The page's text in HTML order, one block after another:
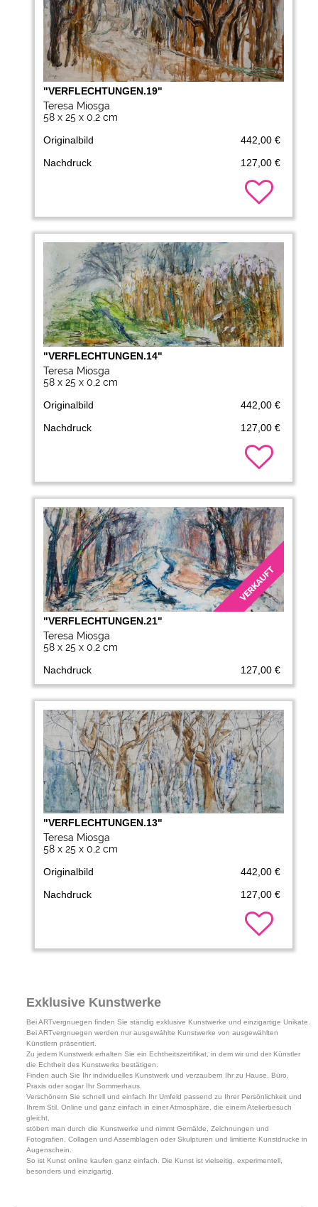
"VERFLECHTUNGEN.19"
Teresa Miosga
58 x 25 x 0,2 cm
Originalbild
442,00 €
Nachdruck
127,00 €
"VERFLECHTUNGEN.14"
Teresa Miosga
58 x 25 x 0,2 cm
Originalbild
442,00 €
Nachdruck
127,00 €
"VERFLECHTUNGEN.21"
Teresa Miosga
58 x 25 x 0,2 cm
Nachdruck
127,00 €
"VERFLECHTUNGEN.13"
Teresa Miosga
58 x 25 x 0,2 cm
Originalbild
442,00 €
Nachdruck
127,00 €
Exklusive Kunstwerke
Bei ARTvergnuegen finden Sie ständig exklusive Kunstwerke und einzigartige Unikate.
Bei ARTvergnuegen werden nur ausgewählte Kunstwerke von ausgewählten
Künstlern präsentiert.
Zu jedem Kunstwerk erhalten Sie ein Echtheitszertifikat, in dem wir und der Künstler
die Echtheit des Kunstwerks bestätigen.
Finden auch Sie Ihr individuelles Kunstwerk und verzaubern Ihr zu Hause, Büro,
Praxis oder sogar Ihr Sommerhaus.
Verschönern Sie schnell und einfach Ihr Umfeld passend zu Ihrer Persönlichkeit und
Ihrem Stil. Online und ganz einfach in einer Atmosphäre, die einem Atelierbesuch
gleicht,
stöbert man durch die Kunstwerke und nimmt Gemälde, Zeichnungen und
Fotografien, Collagen und Assemblagen oder Skulpturen und limitierte Kunstdrucke in
Augenschein.
So ist Kunst online kaufen ganz einfach. Die Kunst ist vielseitig, experimentell,
besonders und einzigartig.